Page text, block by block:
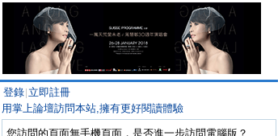
登錄 立即註冊
用掌上論壇訪問本站,擁有更好閱讀體驗
您訪問的頁面無手機頁面，是否進一步訪問電腦版？